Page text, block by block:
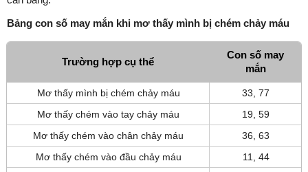
Bảng con số may mắn khi mơ thấy mình bị chém chảy máu
Trường hợp cụ thể
Con số may
mắn
Mơ thấy mình bị chém chảy máu
33, 77
Mơ thấy chém vào tay chảy máu
19, 59
Mơ thấy chém vào chân chảy máu
36, 63
Mơ thấy chém vào đầu chảy máu
11, 44